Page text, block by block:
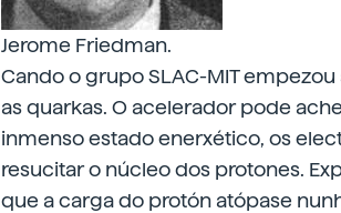
Jerome Friedman.
Cando o grupo SLAC-MIT
as quarkas. O acelerador pode
inmenso estado enerxético, os
resucitar o núcleo dos protones.
que a carga do protón atópase